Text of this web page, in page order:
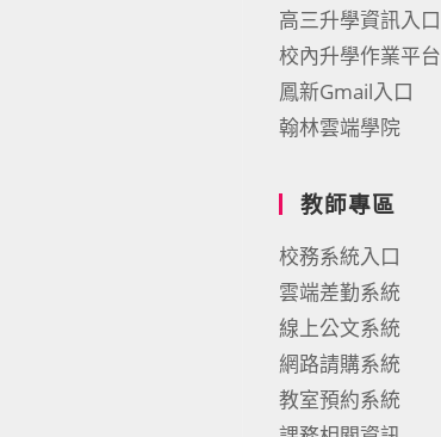
高三升學資訊入口
校內升學作業平台
鳳新Gmail入口
翰林雲端學院
教師專區
校務系統入口
雲端差勤系統
線上公文系統
網路請購系統
教室預約系統